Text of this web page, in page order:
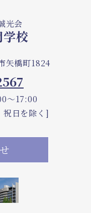
光会
校
矢橋町1824
～17:00
日を除く]